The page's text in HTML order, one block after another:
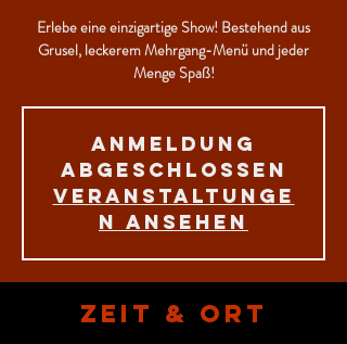
Erlebe eine einzigartige Show! Bestehend aus
Grusel, leckerem Mehrgang-Menü und jeder
Menge Spaß!
Anmeldung
abgeschlossen
Veranstaltunge
n ansehen
Zeit & Ort